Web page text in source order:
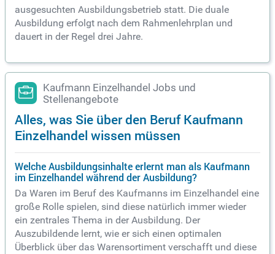
ausgesuchten Ausbildungsbetrieb statt. Die duale
Ausbildung erfolgt nach dem Rahmenlehrplan und
dauert in der Regel drei Jahre.
Kaufmann Einzelhandel Jobs und
Stellenangebote
Alles, was Sie über den Beruf Kaufmann
Einzelhandel wissen müssen
Welche Ausbildungsinhalte erlernt man als Kaufmann
im Einzelhandel während der Ausbildung?
Da Waren im Beruf des Kaufmanns im Einzelhandel eine
große Rolle spielen, sind diese natürlich immer wieder
ein zentrales Thema in der Ausbildung. Der
Auszubildende lernt, wie er sich einen optimalen
Überblick über das Warensortiment verschafft und diese